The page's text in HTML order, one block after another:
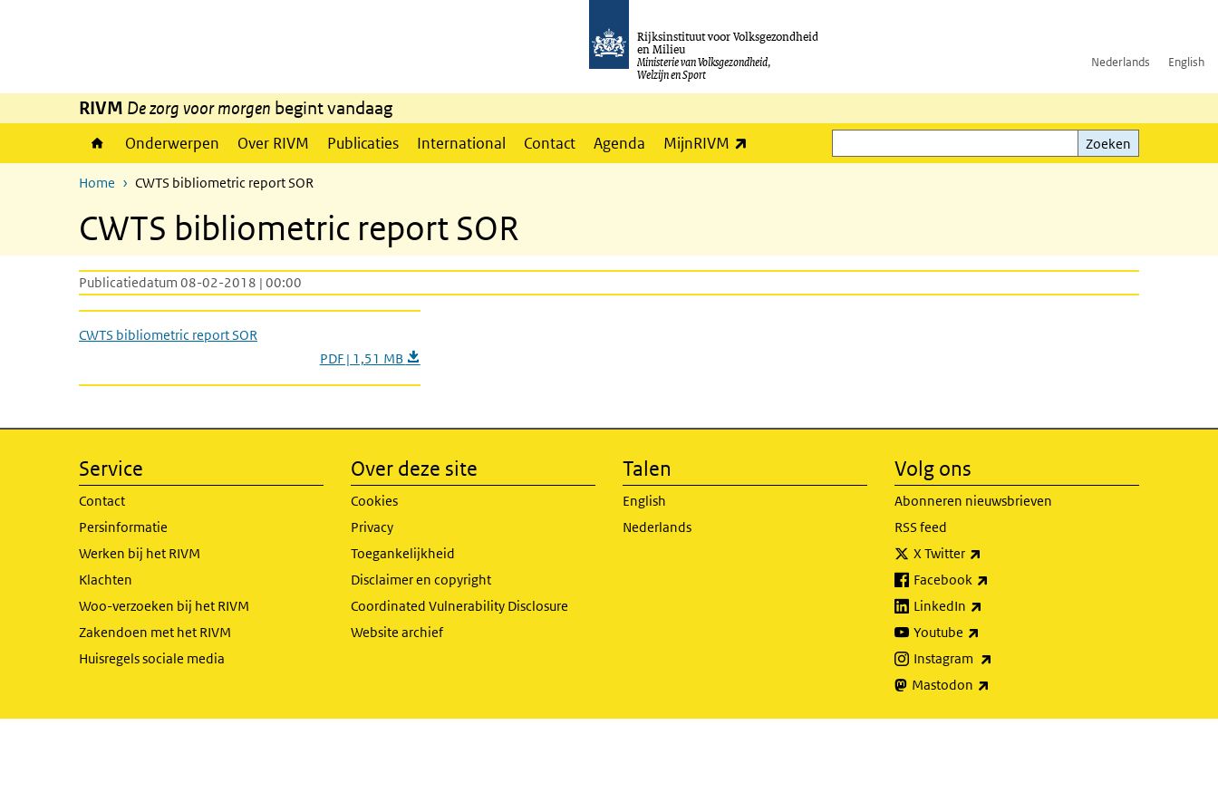
Rijksinstituut voor Volksgezondheid
en Milieu
Ministerie van Volksgezondheid,
Welzijn en Sport
Nederlands English
RIVM De zorg voor morgen begint vandaag
Onderwerpen Over RIVM Publicaties International Contact Agenda MijnRIVM
Zoeken
Zoeken
Home CWTS bibliometric report SOR
CWTS bibliometric report SOR
Publicatiedatum 08-02-2018 | 00:00
CWTS bibliometric report SOR
PDF | 1,51 MB
Service
Contact
Persinformatie
Werken bij het RIVM
Klachten
Woo-verzoeken bij het RIVM
Zakendoen met het RIVM
Huisregels sociale media
Over deze site
Cookies
Privacy
Toegankelijkheid
Disclaimer en copyright
Coordinated Vulnerability Disclosure
Website archief
Talen
English
Nederlands
Volg ons
Abonneren nieuwsbrieven
RSS feed
X Twitter
Facebook
LinkedIn
Youtube
Instagram
Mastodon